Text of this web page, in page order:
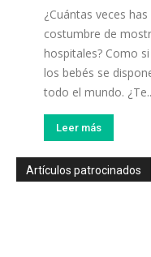
¿Cuántas veces
costumbre de
hospitales? Como
los bebés se
todo el mundo.
Leer más
Artículos patrocinados